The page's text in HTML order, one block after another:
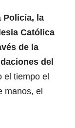
Policía, la
Católica
de la
del
el tiempo el
manos, el